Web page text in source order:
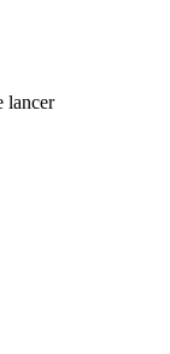
lancer